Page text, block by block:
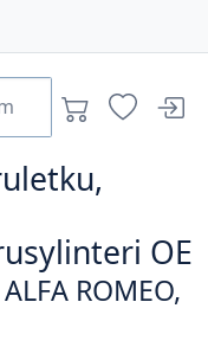
OE
ALFA ROMEO,